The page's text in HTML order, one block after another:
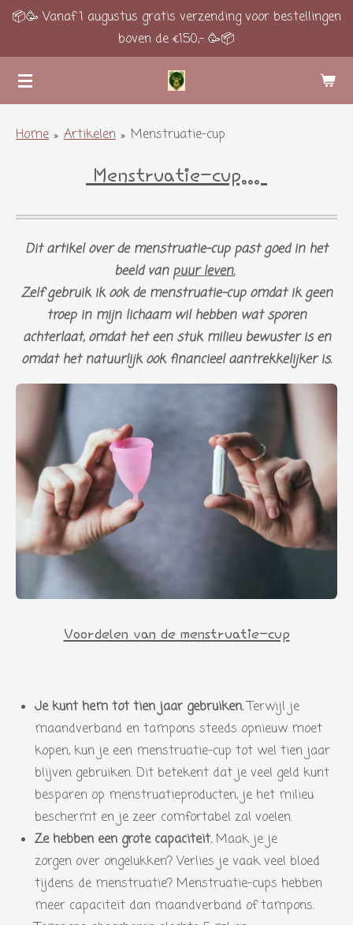
Ga
de
hoofdinhoud
📦🥳 Vanaf 1 augustus gratis verzending voor bestellingen
boven de €150,- 🥳📦
Home » Artikelen » Menstruatie-cup
Menstruatie-cup...
Dit artikel over de menstruatie-cup past goed in het
beeld van puur leven.
Zelf gebruik ik ook de menstruatie-cup omdat ik geen
troep in mijn lichaam wil hebben wat sporen
achterlaat, omdat het een stuk milieu bewuster is en
omdat het natuurlijk ook financieel aantrekkelijker is.
Voordelen van de menstruatie-cup
Je kunt hem tot tien jaar gebruiken.Terwijl je
maandverband en tampons steeds opnieuw moet
kopen, kun je een menstruatie-cup tot wel tien jaar
blijven gebruiken. Dit betekent dat je veel geld kunt
besparen op menstruatieproducten, je het milieu
beschermt en je zeer comfortabel zal voelen.
Ze hebben een grote capaciteit.Maak je je
zorgen over ongelukken? Verlies je vaak veel bloed
tijdens de menstruatie? Menstruatie-cups hebben
meer capaciteit dan maandverband of tampons.